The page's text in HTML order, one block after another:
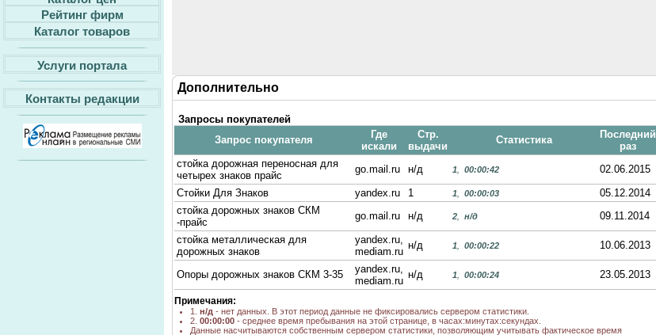
Рейтинг фирм
Каталог товаров
Услуги портала
Контакты редакции
Дополнительно
Запросы покупателей
Запрос покупателя
Где
искали
Стр.
выдачи
Статистика
Последний
раз
стойка дорожная переносная для
четырех знаков прайс
go.mail.ru н/д 1 00:00:42
02.06.2015
Стойки Для Знаков
yandex.ru 1 1 00:00:03
05.12.2014
стойка дорожных знаков СКМ
-прайс
go.mail.ru н/д 2 н/д
09.11.2014
стойка металлическая для
дорожных знаков
yandex.ru,
mediam.ru
н/д 1 00:00:22 10.06.2013
Опоры дорожных знаков СКМ 3-35
yandex.ru,
mediam.ru
н/д 1 00:00:24 23.05.2013
Примечания:
1. н/д - нет данных. В этот период данные не фиксировались сервером статистики.
2. 00:00:00 - среднее время пребывания на этой странице, в часах:минутах:секундах.
Данные насчитываются собственным сервером статистики, позволяющим учитывать фактическое время